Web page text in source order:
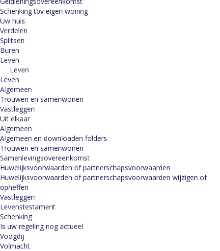
Schenking tbv eigen woning
Uw huis
Verdelen
Splitsen
Buren
Leven
Leven
Leven
Algemeen
Trouwen en samenwonen
Vastleggen
Uit elkaar
Algemeen
Algemeen en downloaden folders
Trouwen en samenwonen
Samenlevingsovereenkomst
Huwelijksvoorwaarden of partnerschapsvoorwaarden
Huwelijksvoorwaarden of partnerschapsvoorwaarden wijzigen of
opheffen
Vastleggen
Levenstestament
Schenking
Is uw regeling nog actueel
Voogdij
Volmacht